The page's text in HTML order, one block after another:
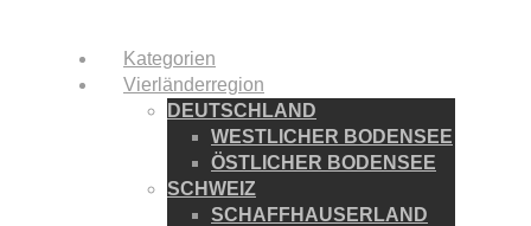
Kategorien
Vierländerregion
DEUTSCHLAND
WESTLICHER BODENSEE
ÖSTLICHER BODENSEE
SCHWEIZ
SCHAFFHAUSERLAND